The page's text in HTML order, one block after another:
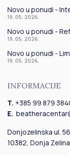
Novo u ponudi -
19. 05. 2026.
Novo u ponudi -
19. 05. 2026.
Novo u ponudi -
19. 05. 2026.
INFORMACIJE
T. +385 99 879
E.
Donjozelinska ul.
10382, Donja Zelina